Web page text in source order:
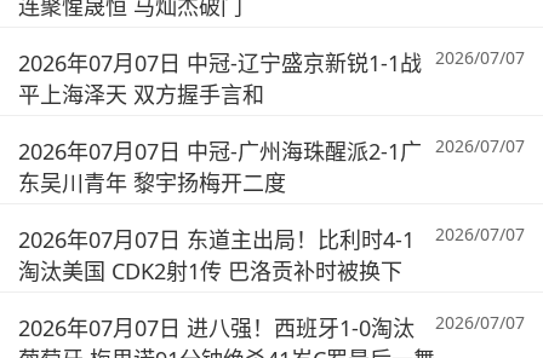
连聚惺晟恒 马灿杰破门
2026年07月07日 中冠-辽宁盛京新锐1-1战
平上海泽天 双方握手言和
2026/07/07
2026年07月07日 中冠-广州海珠醒派2-1广
东吴川青年 黎宇扬梅开二度
2026/07/07
2026年07月07日 东道主出局！比利时4-1
淘汰美国 CDK2射1传 巴洛贡补时被换下
2026/07/07
2026年07月07日 进八强！西班牙1-0淘汰
2026/07/07